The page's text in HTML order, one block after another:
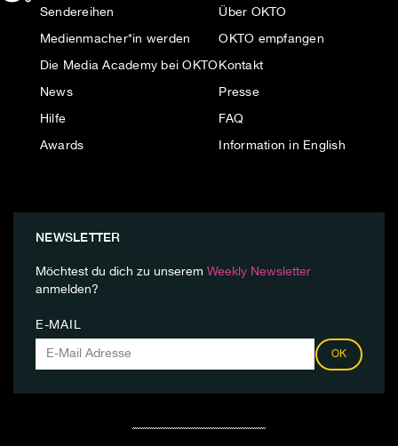
Sendereihen
Medienmacher*in werden
Die Media Academy bei OKTO
News
Hilfe
Awards
Über OKTO
OKTO empfangen
Kontakt
Presse
FAQ
Information in English
NEWSLETTER
Möchtest du dich zu unserem Weekly Newsletter
anmelden?
E-MAIL
OK